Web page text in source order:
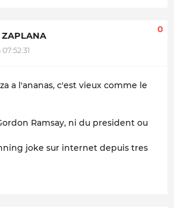
07:52:31
0
a l'ananas, c'est vieux comme le
Ramsay, ni du president ou
joke sur internet depuis tres